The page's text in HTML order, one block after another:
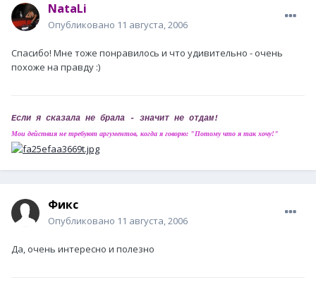
NataLi
Опубликовано 11 августа, 2006
Спасибо! Мне тоже понравилось и что удивительно - очень
похоже на правду :)
Если я сказала не брала - значит не отдам!
Мои действия не требуют аргументов, когда я говорю: "Потому что я так хочу!"
Фикс
Опубликовано 11 августа, 2006
Да, очень интересно и полезно